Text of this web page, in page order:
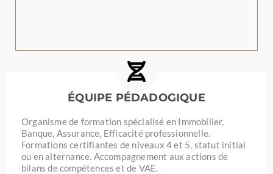
ÉQUIPE PÉDADOGIQUE
Organisme de formation spécialisé en Immobilier,
Banque, Assurance, Efficacité professionnelle.
Formations certifiantes de niveaux 4 et 5, statut initial
ou en alternance. Accompagnement aux actions de
bilans de compétences et de VAE.